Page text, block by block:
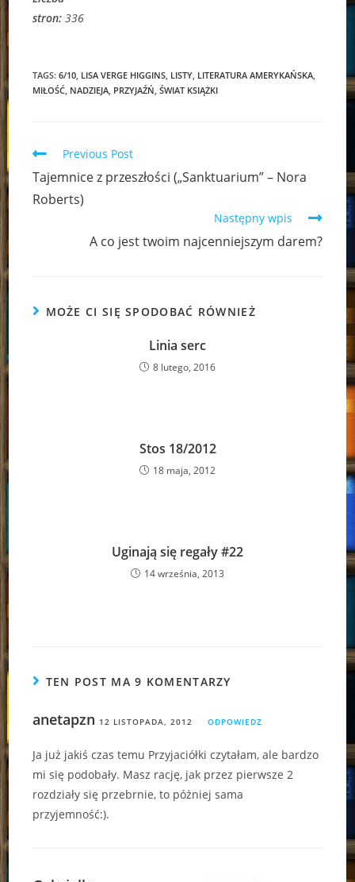
stron:336
TAGS:6/10 LISA VERGE HIGGINS LISTY LITERATURA AMERYKAŃSKA
MIŁOŚĆ NADZIEJA PRZYJAŹŃ ŚWIAT KSIĄŻKI
Read
articles
Previous Post
Tajemnice z przeszłości („Sanktuarium” – Nora
Roberts)
Następny wpis
A co jest twoim najcenniejszym darem?
MOŻE CI SIĘ SPODOBAĆ RÓWNIEŻ
Linia serc
8 lutego, 2016
Stos 18/2012
18 maja, 2012
Uginają się regały #22
14 września, 2013
TEN POST MA 9 KOMENTARZY
anetapzn 12 LISTOPADA, 2012 ODPOWIEDZ
Ja już jakiś czas temu Przyjaciółki czytałam, ale bardzo
mi się podobały. Masz rację, jak przez pierwsze 2
rozdziały się przebrnie, to póżniej sama
przyjemność:).